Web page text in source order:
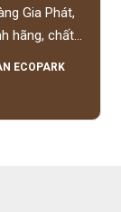
Gia Phát,
hãng, chất
ECOPARK